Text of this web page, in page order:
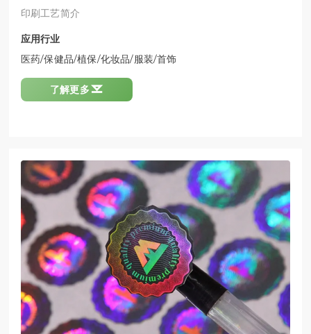
印刷工艺简介
应用行业
医药/保健品/植保/化妆品/服装/首饰
了解更多